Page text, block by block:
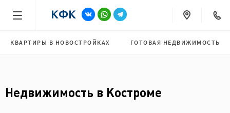
КВАРТИРЫ В НОВОСТРОЙКАХ ГОТОВАЯ НЕДВИЖИМОСТЬ
Недвижимость в Костроме